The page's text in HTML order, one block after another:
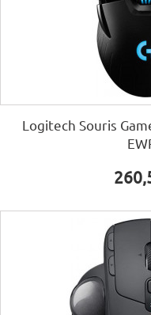
Logitech Souris